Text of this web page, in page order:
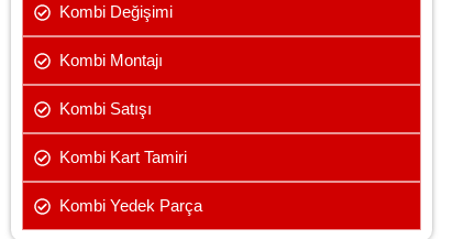
Kombi Değişimi
Kombi Montajı
Kombi Satışı
Kombi Kart Tamiri
Kombi Yedek Parça